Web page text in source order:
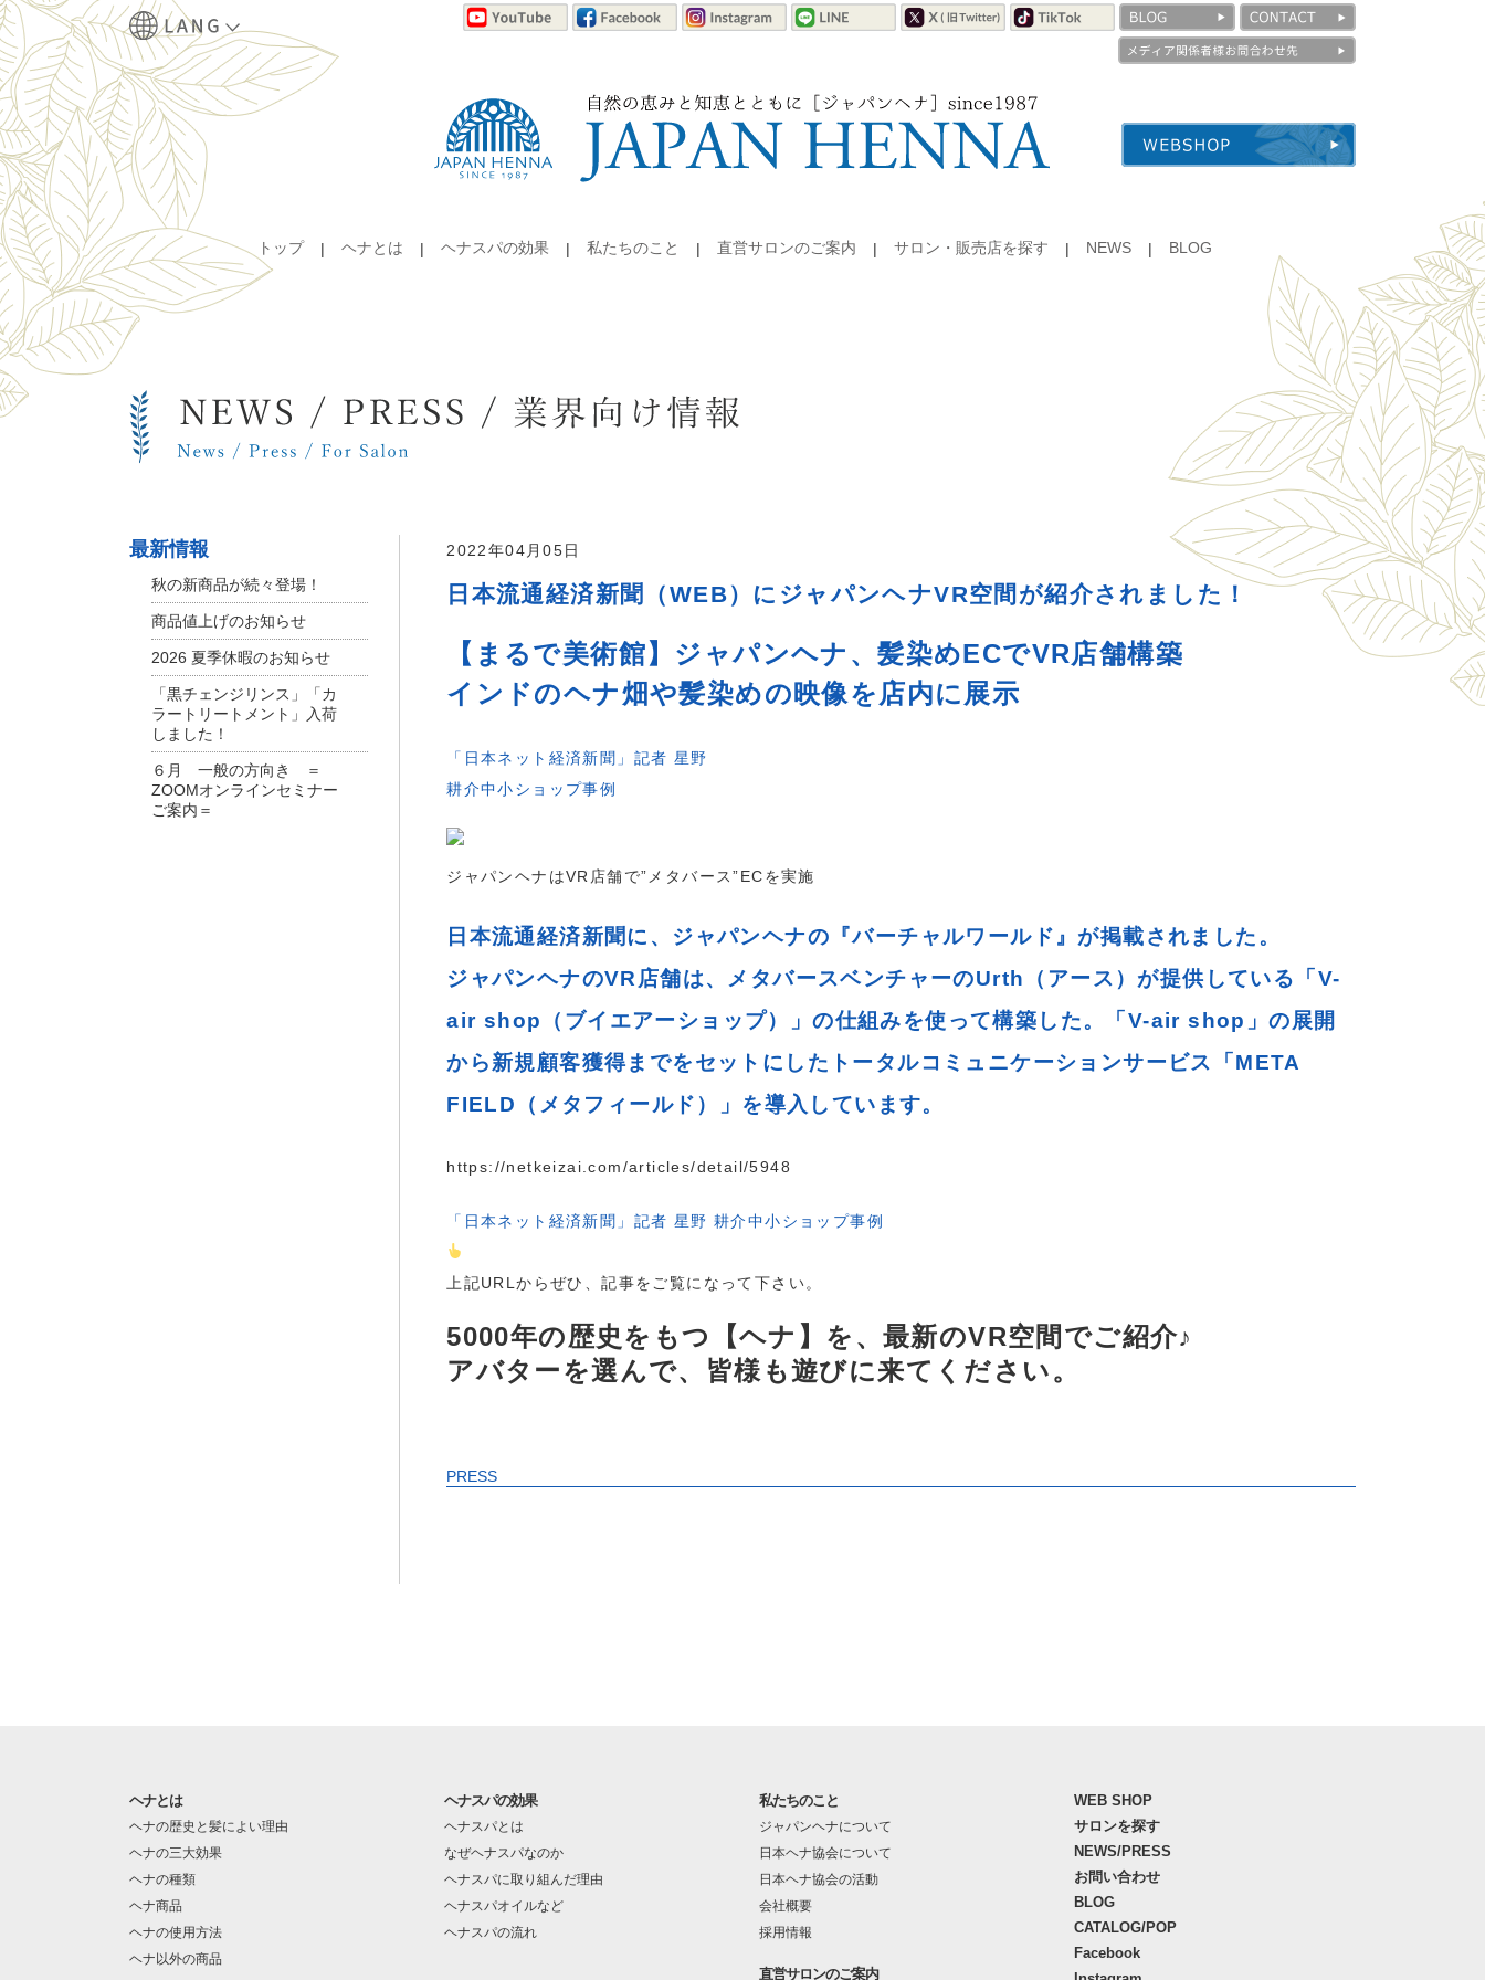
トップ ヘナとは ヘナスパの効果 私たちのこと 直営サロンのご案内 サロン・販売店を探す NEWS BLOG
2022年04月05日
日本流通経済新聞（WEB）にジャパンヘナVR空間が紹介されました！
【まるで美術館】ジャパンヘナ、髪染めECでVR店舗構築
インドのヘナ畑や髪染めの映像を店内に展示
「日本ネット経済新聞」記者 星野
耕介中小ショップ事例
ジャパンヘナはVR店舗で”メタバース”ECを実施
日本流通経済新聞に、ジャパンヘナの『バーチャルワールド』が掲載されました。
ジャパンヘナのVR店舗は、メタバースベンチャーのUrth（アース）が提供している「V-
air shop（ブイエアーショップ）」の仕組みを使って構築した。「V-air shop」の展開
から新規顧客獲得までをセットにしたトータルコミュニケーションサービス「META
FIELD（メタフィールド）」を導入しています。
https://netkeizai.com/articles/detail/5948
「日本ネット経済新聞」記者 星野 耕介中小ショップ事例
上記URLからぜひ、記事をご覧になって下さい。
5000年の歴史をもつ【ヘナ】を、最新のVR空間でご紹介♪
アバターを選んで、皆様も遊びに来てください。
PRESS
最新情報
秋の新商品が続々登場！
商品値上げのお知らせ
2026 夏季休暇のお知らせ
「黒チェンジリンス」「カ
ラートリートメント」入荷
しました！
６月 一般の方向き ＝
ZOOMオンラインセミナー
ご案内＝
ヘナとは
ヘナの歴史と髪によい理由
ヘナの三大効果
ヘナの種類
ヘナ商品
ヘナの使用方法
ヘナ以外の商品
ヘナスパの効果
ヘナスパとは
なぜヘナスパなのか
ヘナスパに取り組んだ理由
ヘナスパオイルなど
ヘナスパの流れ
私たちのこと
ジャパンヘナについて
日本ヘナ協会について
日本ヘナ協会の活動
会社概要
採用情報
直営サロンのご案内
WEB SHOP
サロンを探す
NEWS/PRESS
お問い合わせ
BLOG
CATALOG/POP
Facebook